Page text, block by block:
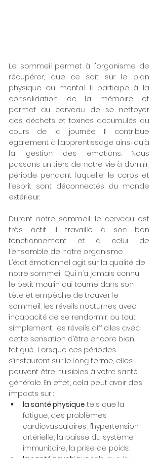
Le sommeil permet à l'organisme de
récupérer, que ce soit sur le plan
physique ou mental. Il participe à la
consolidation de la mémoire et
permet au cerveau de se nettoyer
des déchets et toxines accumulés au
cours de la journée. Il contribue
également à l’apprentissage ainsi qu’à
la gestion des émotions. Nous
passons un tiers de notre vie à dormir,
période pendant laquelle le corps et
l’esprit sont déconnectés du monde
extérieur.
Durant notre sommeil, le cerveau est
très actif. Il travaille à son bon
fonctionnement et à celui de
l’ensemble de notre organisme.
L’état émotionnel agit sur la qualité de
notre sommeil. Qui n’a jamais connu
le petit moulin qui tourne dans son
tête et empêche de trouver le
sommeil, les réveils nocturnes avec
incapacité de se rendormir, ou tout
simplement, les réveils difficiles avec
cette sensation d’être encore bien
fatigué… Lorsque ces périodes
s’instaurent sur le long terme, elles
peuvent être nuisibles à votre santé
générale. En effet, cela peut avoir des
impacts sur :
la santé physique tels que la
fatigue, des problèmes
cardiovasculaires, l’hypertension
artérielle, la baisse du système
immunitaire, la prise de poids.